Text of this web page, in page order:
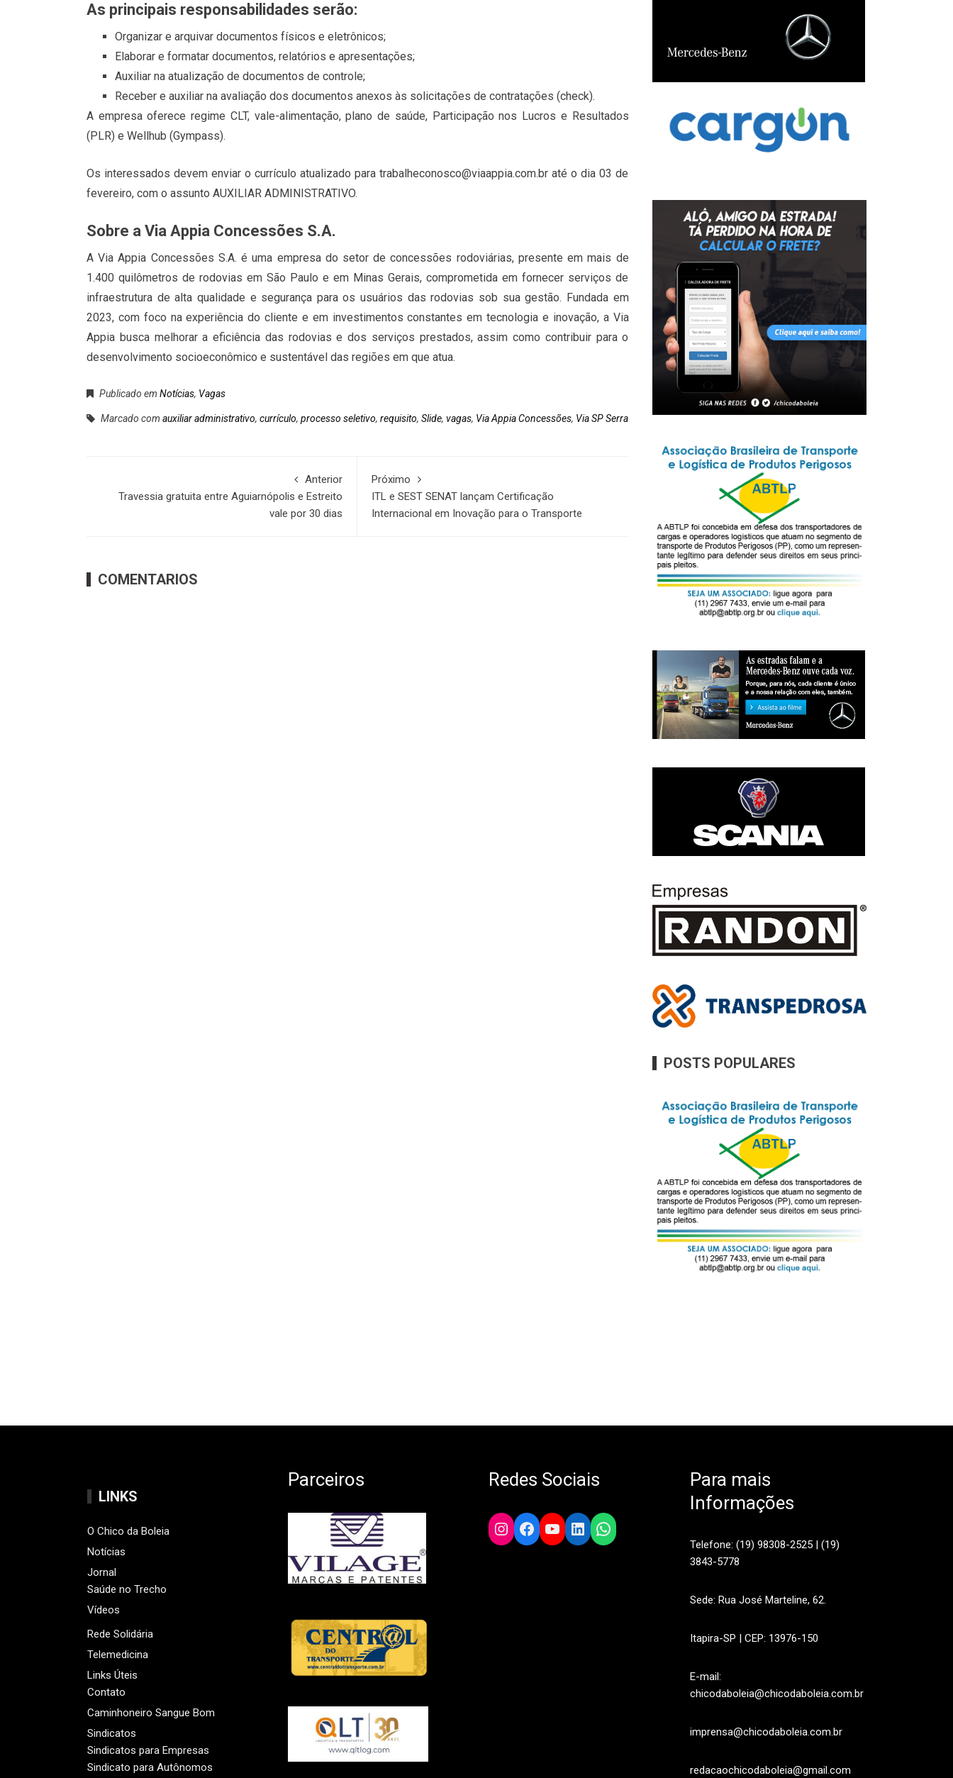
As principais responsabilidades serão:
Organizar e arquivar documentos físicos e eletrônicos;
Elaborar e formatar documentos, relatórios e apresentações;
Auxiliar na atualização de documentos de controle;
Receber e auxiliar na avaliação dos documentos anexos às solicitações de contratações (check).
A empresa oferece regime CLT, vale-alimentação, plano de saúde, Participação nos Lucros e Resultados
(PLR) e Wellhub (Gympass).
Os interessados devem enviar o currículo atualizado para trabalheconosco@viaappia.com.br até o dia 03 de
fevereiro, com o assunto AUXILIAR ADMINISTRATIVO.
Sobre a Via Appia Concessões S.A.
A Via Appia Concessões S.A. é uma empresa do setor de concessões rodoviárias, presente em mais de
1.400 quilômetros de rodovias em São Paulo e em Minas Gerais, comprometida em fornecer serviços de
infraestrutura de alta qualidade e segurança para os usuários das rodovias sob sua gestão. Fundada em
2023, com foco na experiência do cliente e em investimentos constantes em tecnologia e inovação, a Via
Appia busca melhorar a eficiência das rodovias e dos serviços prestados, assim como contribuir para o
desenvolvimento socioeconômico e sustentável das regiões em que atua.
Publicado em Notícias, Vagas
Marcado com auxiliar administrativo, currículo, processo seletivo, requisito, Slide, vagas, Via Appia Concessões, Via SP Serra
Anterior
Travessia gratuita entre Aguiarnópolis e Estreito
vale por 30 dias
Próximo
ITL e SEST SENAT lançam Certificação
Internacional em Inovação para o Transporte
COMENTARIOS
POSTS POPULARES
LINKS
O Chico da Boleia
Notícias
Jornal
Saúde no Trecho
Vídeos
Rede Solidária
Telemedicina
Links Úteis
Contato
Caminhoneiro Sangue Bom
Sindicatos
Sindicatos para Empresas
Sindicato para Autônomos
Parceiros Redes Sociais
Instagram
Facebook
YouTube
LinkedIn
WhatsApp
Para mais
Informações
Telefone: (19) 98308-2525 | (19)
3843-5778
Sede: Rua José Marteline, 62.
Itapira-SP | CEP: 13976-150
E-mail:
chicodaboleia@chicodaboleia.com.br
imprensa@chicodaboleia.com.br
redacaochicodaboleia@gmail.com